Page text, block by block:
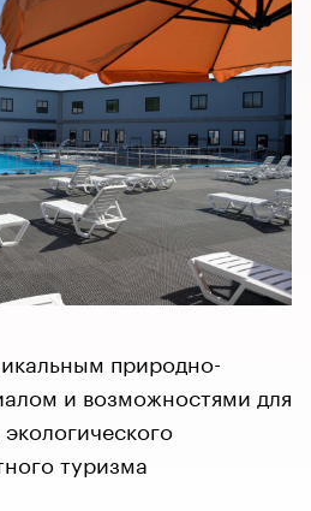
природно-
и возможностями для
туризма